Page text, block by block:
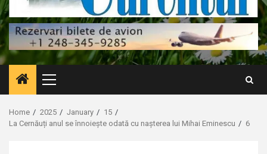
Primary
Menu
Home 2025 January
15
La Cernăuți anul se înnoiește odată cu nașterea lui Mihai Eminescu
6